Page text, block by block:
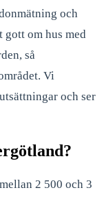
och
om hus med
så
Vi
och ser
2 500 och 3